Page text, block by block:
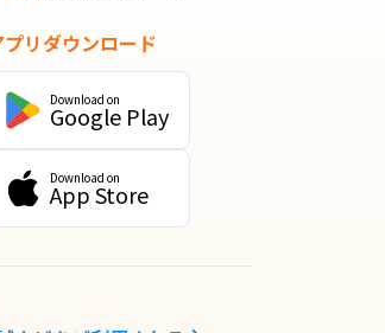
プリダウンロード
Download on
Google Play
Download on
App Store